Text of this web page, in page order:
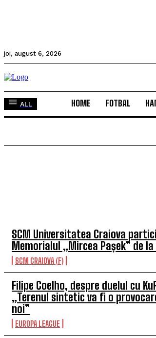
joi, august 6, 2026
ALL HOME FOTBAL
SCM Universitatea Craiova
Memorialul „Mircea Pașek” de
SCM CRAIOVA (F)
Filipe Coelho, despre duelul cu
„Terenul sintetic va fi o
noi”
EUROPA LEAGUE